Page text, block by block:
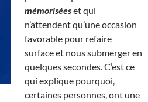
mémoriséeset qui
n’attendent qu’une occasion
favorable pour refaire
surface et nous submerger en
quelques secondes. C’est ce
qui explique pourquoi,
certaines personnes, ont une